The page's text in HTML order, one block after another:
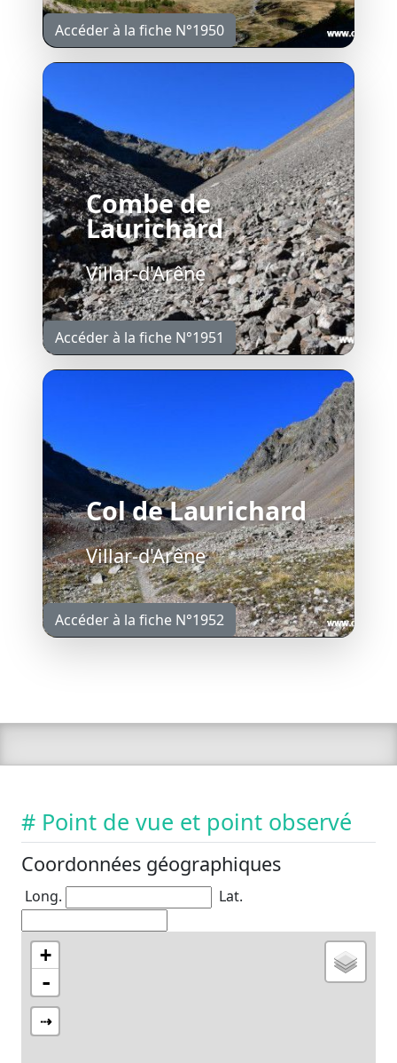
Accéder à la fiche N°1950
Combe de
Laurichard
Villar-d'Arêne
Accéder à la fiche N°1951
Col de Laurichard
Villar-d'Arêne
Accéder à la fiche N°1952
# Point de vue et point observé
Coordonnées géographiques
Long. Lat.
+
-
⇢